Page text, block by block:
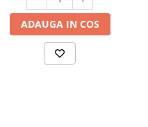
ADAUGA IN COS